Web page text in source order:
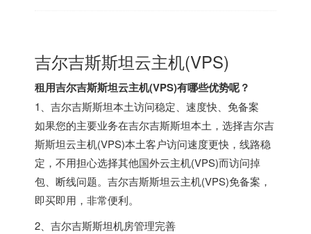
吉尔吉斯斯坦云主机(VPS)
租用吉尔吉斯斯坦云主机(VPS)有哪些优势呢？
1、吉尔吉斯斯坦本土访问稳定、速度快、免备案
如果您的主要业务在吉尔吉斯斯坦本土，选择吉尔吉
斯斯坦云主机(VPS)本土客户访问速度更快，线路稳
定，不用担心选择其他国外云主机(VPS)而访问掉
包、断线问题。吉尔吉斯斯坦云主机(VPS)免备案，
即买即用，非常便利。
2、吉尔吉斯斯坦机房管理完善